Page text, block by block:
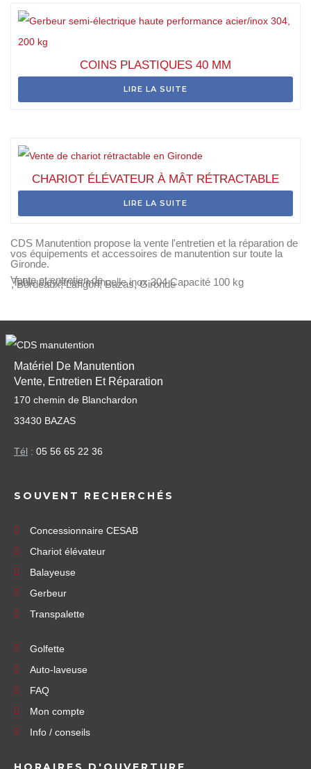
COINS PLASTIQUES 40 MM
LIRE LA SUITE
CHARIOT ÉLÉVATEUR À MÂT RÉTRACTABLE
LIRE LA SUITE
CDS Manutention propose la vente l'entretien et la réparation de
vos équipements et accessoires de manutention sur toute la
Gironde.
Vente et entretien de
Table élévatrice manuelle inox 304 Capacité 100 kg
, Bordeaux, Langon, Bazas, Gironde
Matériel De Manutention
Vente, Entretien Et Réparation
170 chemin de Blanchardon
33430 BAZAS
Tél : 05 56 65 22 36
SOUVENT RECHERCHÉS
Concessionnaire CESAB
Chariot élévateur
Balayeuse
Gerbeur
Transpalette
Golfette
Auto-laveuse
FAQ
Mon compte
Info / conseils